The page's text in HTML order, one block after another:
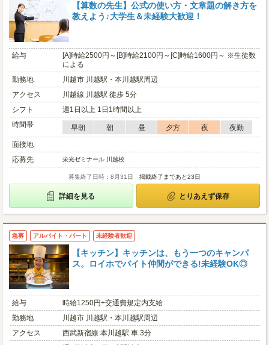
【算数の先生】公式の使い方・文章題の解き方を
教えよう♪大学生＆未経験大歓迎！
給与
[A]時給2500円～[B]時給2100円～[C]時給1600円～ ※生徒数
による
勤務地
川越市 川越駅・本川越駅周辺
アクセス
川越線 川越駅 徒歩 5分
シフト
週1日以上 1日1時間以上
時間帯
早朝 朝 昼 夕方 夜
夜勤
面接地
応募先
栄光ゼミナール 川越校
募集終了日時：8月31日 掲載終了まであと23日
詳細を見る とりあえず保存
急募 アルバイト・パート 未経験者歓迎
【キッチン】キッチンは、もう一つのキャンパ
ス。ロイホでバイト仲間ができる!未経験OK◎
給与
時給1250円+交通費規定内支給
勤務地
川越市 川越駅・本川越駅周辺
アクセス
西武新宿線 本川越駅 車 3分